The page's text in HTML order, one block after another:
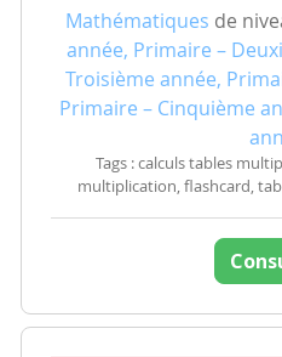
Mathématiques de
année, Primaire –
Troisième année,
Primaire – Cinquième
Tags : calculs tables
multiplication, flashcard,